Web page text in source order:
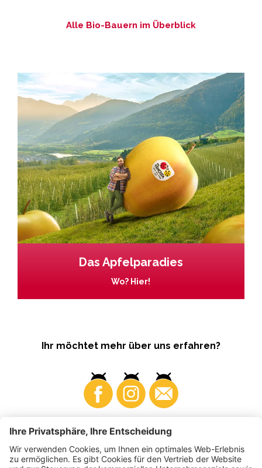
Alle Bio-Bauern im Überblick
Das Apfelparadies
Wo? Hier!
Ihr möchtet mehr über uns erfahren?
Business Produzenten